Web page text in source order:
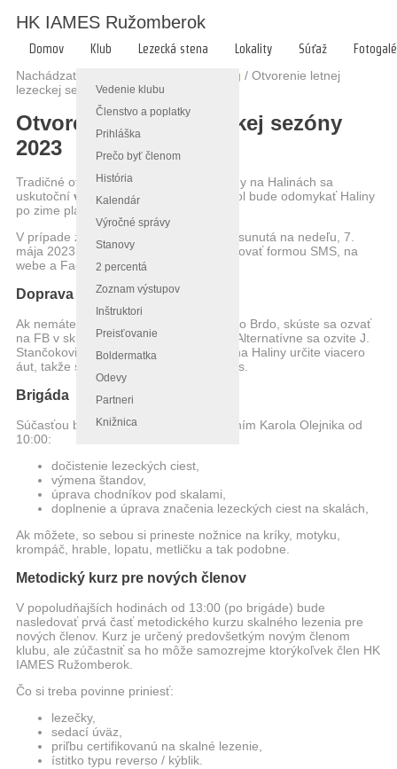
HK IAMES Ružomberok
Domov Klub
Vedenie klubu
Členstvo a poplatky
Prihláška
Prečo byť členom
História
Kalendár
Výročné správy
Stanovy
2 percentá
Zoznam výstupov
Inštruktori
Preisťovanie
Boldermatka
Odevy
Partneri
Knižnica
Lezecká stena Lokality Súťaž
Nachádzate sa tu:
Blog / Otvorenie letnej
lezeckej sezóny 2023
Otvorenie letnej lezeckej sezóny
2023
Tradičné otvorenie letnej lezeckej sezóny na Halinách sa
uskutoční v sobotu, 6. mája 2023
. Karol bude odomykať Haliny
po zime plánovane o 10:00.
V prípade zlého počasia bude akcia presunutá na nedeľu, 7.
mája 2023, o čom budem členov informovať formou SMS, na
webe a Facebooku.
Doprava
Ak nemáte povolenku na vjazd na Malino Brdo, skúste sa ozvať
na FB v skupine Lezenie Ružomberok. Alternatívne sa ozvite J.
Stančokovi. V ranných hodinách pôjde na Haliny určite viacero
áut, takže sa isto nájde miesto aj pre vás.
Brigáda
Súčasťou bude jarná brigáda pod vedením Karola Olejnika od
10:00:
dočistenie lezeckých ciest,
výmena štandov,
úprava chodníkov pod skalami,
doplnenie a úprava značenia lezeckých ciest na skalách,
Ak môžete, so sebou si prineste nožnice na kríky, motyku,
krompáč, hrable, lopatu, metličku a tak podobne.
Metodický kurz pre nových členov
V popoludňajších hodinách od 13:00 (po brigáde) bude
nasledovať prvá časť metodického kurzu skalného lezenia pre
nových členov. Kurz je určený predovšetkým novým členom
klubu, ale zúčastniť sa ho môže samozrejme ktorýkoľvek člen HK
IAMES Ružomberok.
Čo si treba povinne priniesť:
lezečky,
sedací úväz,
priľbu certifikovanú na skalné lezenie,
ístitko typu reverso / kýblik.